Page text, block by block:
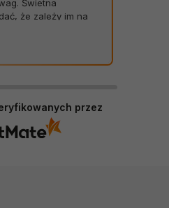
Świetna
że zależy im na
Sklep bez
przez